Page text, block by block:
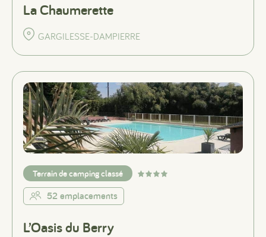
La Chaumerette
GARGILESSE-DAMPIERRE
Terrain de camping classé
52 emplacements
L’Oasis du Berry